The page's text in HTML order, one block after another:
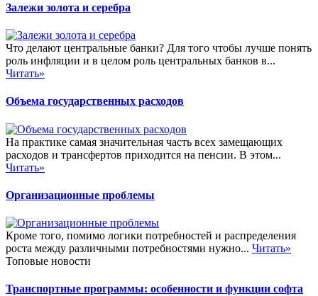
Залежи золота и серебра
Что делают центральные банки? Для того чтобы лучше понять
роль инфляции и в целом роль центральных банков в...
Читать»
Объема государственных расходов
На практике самая значительная часть всех замещающих
расходов и трансфертов приходится на пенсии. В этом...
Читать»
Организационные проблемы
Кроме того, помимо логики потребностей и распределения
роста между различными потребностями нужно... Читать»
Топовые новости
Транспортные программы: особенности и функции софта